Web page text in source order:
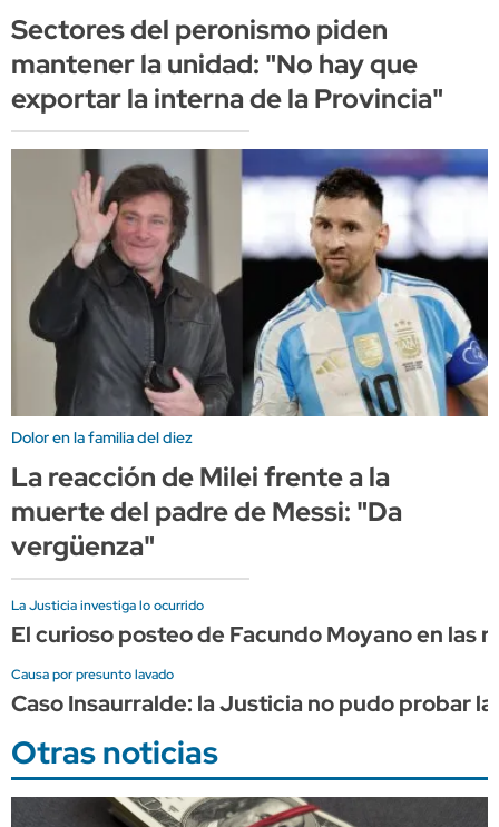
Sectores del peronismo piden
mantener la unidad: "No hay que
exportar la interna de la Provincia"
Dolor en la familia del diez
La reacción de Milei frente a la
muerte del padre de Messi: "Da
vergüenza"
La Justicia investiga lo ocurrido
El curioso posteo de Facundo Moyano en las
Causa por presunto lavado
Caso Insaurralde: la Justicia no pudo probar
Otras noticias